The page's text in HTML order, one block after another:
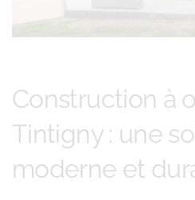
Construction à
Tintigny : une
moderne et